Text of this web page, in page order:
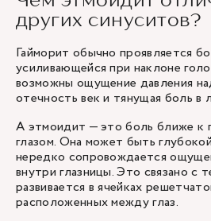
других синуситов?
Гайморит обычно проявляется
усиливающейся при наклоне
возможны ощущение давления
отечность век и тянущая боль в
А этмоидит — это боль ближе к
глазом. Она может быть
нередко сопровождается
внутри глазницы. Это связано с
развивается в ячейках
расположенных между глаз.